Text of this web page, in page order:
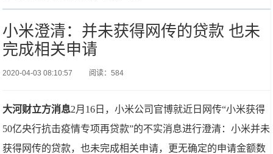
小米澄清：并未获得网传的贷款 也未
完成相关申请
2020-04-03 08:10:57 阅读：584
大河财立方消息2月16日，小米公司官博就近日网传“小米获得
50亿央行抗击疫情专项再贷款”的不实消息进行澄清：小米并未
获得网传的贷款，也未完成相关申请，更无确定的申请金额数